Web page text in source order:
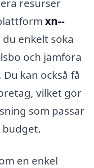
resurser
xn--
du enkelt söka
och jämföra
kan också få
vilket gör
som passar
budget.
en enkel